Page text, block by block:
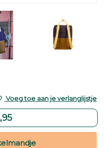
Voeg toe aan je verlanglijstje